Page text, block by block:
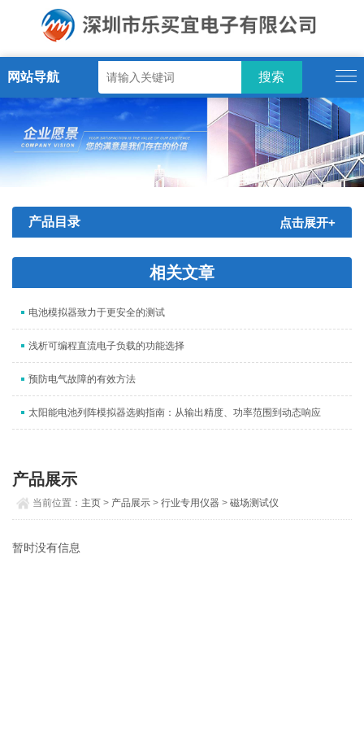
网站导航
产品目录 点击展开+
相关文章
电池模拟器致力于更安全的测试
浅析可编程直流电子负载的功能选择
预防电气故障的有效方法
太阳能电池列阵模拟器选购指南：从输出精度、功率范围到动态响应
产品展示
当前位置： 主页 > 产品展示 >行业专用仪器 >磁场测试仪
暂时没有信息